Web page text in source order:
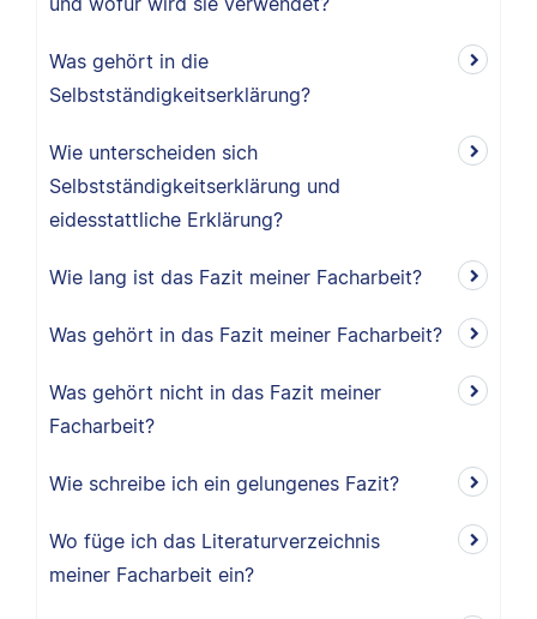
Was gehört in die
Selbstständigkeitserklärung?
Wie unterscheiden sich
Selbstständigkeitserklärung und
eidesstattliche Erklärung?
Wie lang ist das Fazit meiner Facharbeit?
Was gehört in das Fazit meiner Facharbeit?
Was gehört nicht in das Fazit meiner
Facharbeit?
Wie schreibe ich ein gelungenes Fazit?
Wo füge ich das Literaturverzeichnis
meiner Facharbeit ein?